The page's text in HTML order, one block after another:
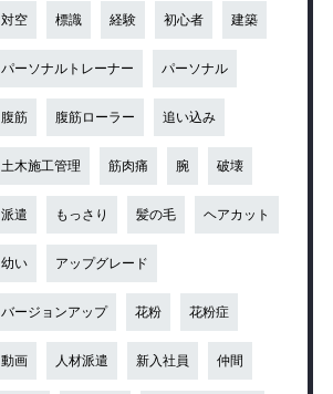
対空 標識 経験 初心者 建築
パーソナルトレーナー パーソナル
腹筋 腹筋ローラー 追い込み
土木施工管理 筋肉痛 腕 破壊
派遣 もっさり 髪の毛 ヘアカット
幼い アップグレード
バージョンアップ 花粉 花粉症
動画 人材派遣 新入社員 仲間